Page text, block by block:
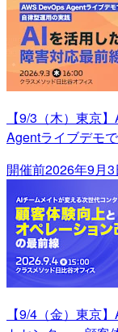
【9/3（木）東京
Agentライブデモ
開催前2026年9月
【9/4（金）東京